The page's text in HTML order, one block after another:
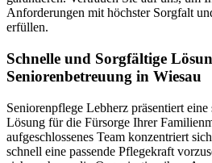
Anforderungen mit höchster Sorgfalt
erfüllen.
Schnelle und Sorgfältige
Seniorenbetreuung in Wiesau
Seniorenpflege Lebherz präsentiert
Lösung für die Fürsorge Ihrer
aufgeschlossenes Team konzentriert
schnell eine passende Pflegekraft